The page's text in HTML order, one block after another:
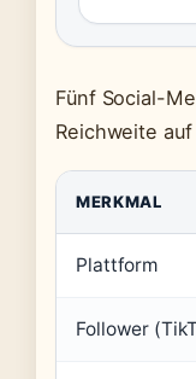
Fünf Social-
Reichweite
MERKMAL
Plattform
Follower